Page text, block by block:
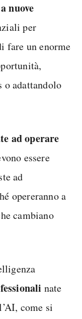
nuove
per
fare un enorme
o adattandolo
ad operare
essere
ad
opereranno a
cambiano
nate
come si